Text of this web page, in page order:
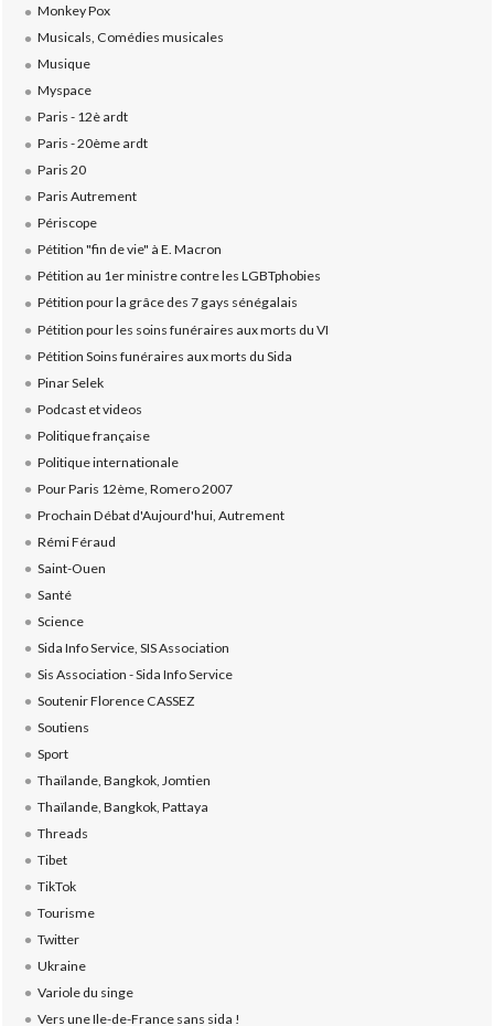
Monkey Pox
Musicals, Comédies musicales
Musique
Myspace
Paris - 12è ardt
Paris - 20ème ardt
Paris 20
Paris Autrement
Périscope
Pétition "fin de vie" à E. Macron
Pétition au 1er ministre contre les LGBTphobies
Pétition pour la grâce des 7 gays sénégalais
Pétition pour les soins funéraires aux morts du VI
Pétition Soins funéraires aux morts du Sida
Pinar Selek
Podcast et videos
Politique française
Politique internationale
Pour Paris 12ème, Romero 2007
Prochain Débat d'Aujourd'hui, Autrement
Rémi Féraud
Saint-Ouen
Santé
Science
Sida Info Service, SIS Association
Sis Association - Sida Info Service
Soutenir Florence CASSEZ
Soutiens
Sport
Thaïlande, Bangkok, Jomtien
Thaïlande, Bangkok, Pattaya
Threads
Tibet
TikTok
Tourisme
Twitter
Ukraine
Variole du singe
Vers une Ile-de-France sans sida !